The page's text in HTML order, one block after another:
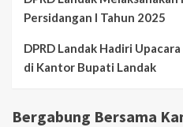
Persidangan I Tahun 2025
DPRD Landak Hadiri
di Kantor Bupati Landak
Bergabung Bersama